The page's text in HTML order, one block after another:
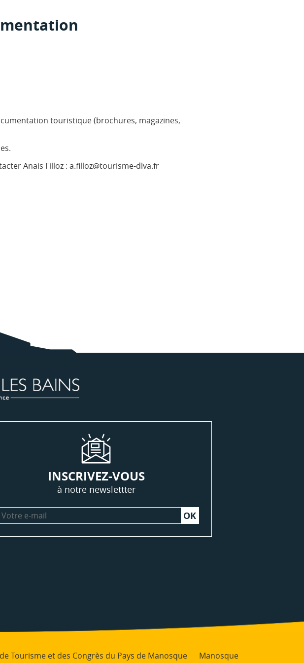
touristique (brochures, magazines,
Anais Filloz : a.filloz@tourisme-dlva.fr
INSCRIVEZ-VOUS
à notre newslettter
Tourisme et des Congrès du Pays de Manosque Manosque